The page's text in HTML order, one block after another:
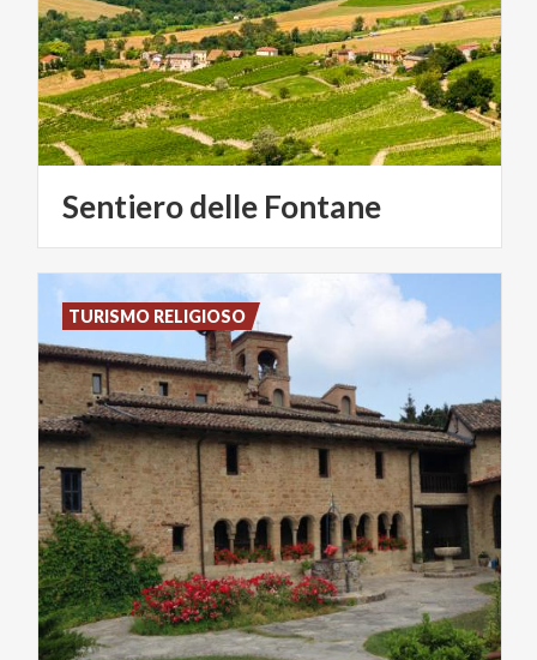
Sentierodelle Fontane
TURISMO RELIGIOSO